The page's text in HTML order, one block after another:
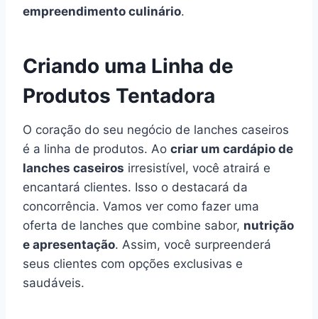
empreendimento culinário.
Criando uma Linha de
Produtos Tentadora
O coração do seu negócio de lanches caseiros
é a linha de produtos. Ao criar um cardápio de
lanches caseiros irresistível, você atrairá e
encantará clientes. Isso o destacará da
concorrência. Vamos ver como fazer uma
oferta de lanches que combine sabor, nutrição
e apresentação. Assim, você surpreenderá
seus clientes com opções exclusivas e
saudáveis.